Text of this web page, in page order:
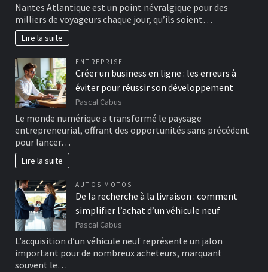
Nantes Atlantique est un point névralgique pour des
milliers de voyageurs chaque jour, qu’ils soient…
Lire la suite
ENTREPRISE
Créer un business en ligne : les erreurs à
éviter pour réussir son développement
Pascal Cabus
Le monde numérique a transformé le paysage
entrepreneurial, offrant des opportunités sans précédent
pour lancer…
Lire la suite
AUTOS MOTOS
De la recherche à la livraison : comment
simplifier l’achat d’un véhicule neuf
Pascal Cabus
L’acquisition d’un véhicule neuf représente un jalon
important pour de nombreux acheteurs, marquant
souvent le…